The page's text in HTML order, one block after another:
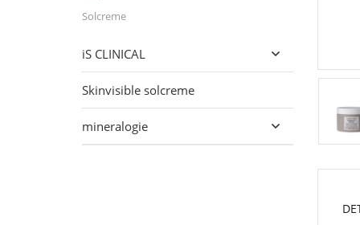
Solcreme
iS CLINICAL 
Skinvisible solcreme
mineralogie 